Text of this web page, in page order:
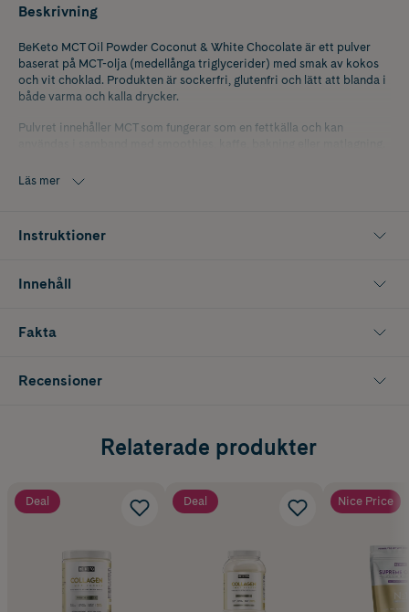
Beskrivning
BeKeto MCT Oil Powder Coconut & White Chocolate är ett pulver
baserat på MCT-olja (medellånga triglycerider) med smak av kokos
och vit choklad. Produkten är sockerfri, glutenfri och lätt att blanda i
både varma och kalla drycker.
Pulvret innehåller MCT som fungerar som en fettkälla och kan
recept och drycker.
alternativ för den som vill variera sitt intag av fett.
Läs mer
Instruktioner
Innehåll
Fakta
Recensioner
Relaterade produkter
Deal Deal Nice Price